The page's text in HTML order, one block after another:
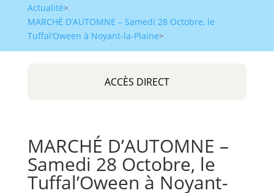
Actualité>
MARCHÉ D’AUTOMNE – Samedi 28 Octobre, le
Tuffal’Oween à Noyant-la-Plaine>
ACCÈS DIRECT
MARCHÉ D’AUTOMNE –
Samedi 28 Octobre, le
Tuffal’Oween à Noyant-